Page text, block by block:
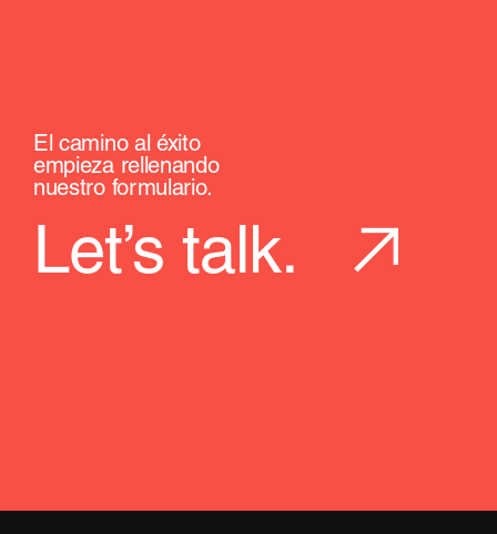
El camino al éxito
empieza rellenando
nuestro formulario.
Let’s talk.